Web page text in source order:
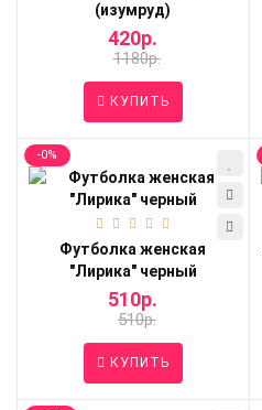
(изумруд)
420р.
1180р.
КУПИТЬ
-0%
Футболка женская
"Лирика" черный
510р.
510р.
КУПИТЬ